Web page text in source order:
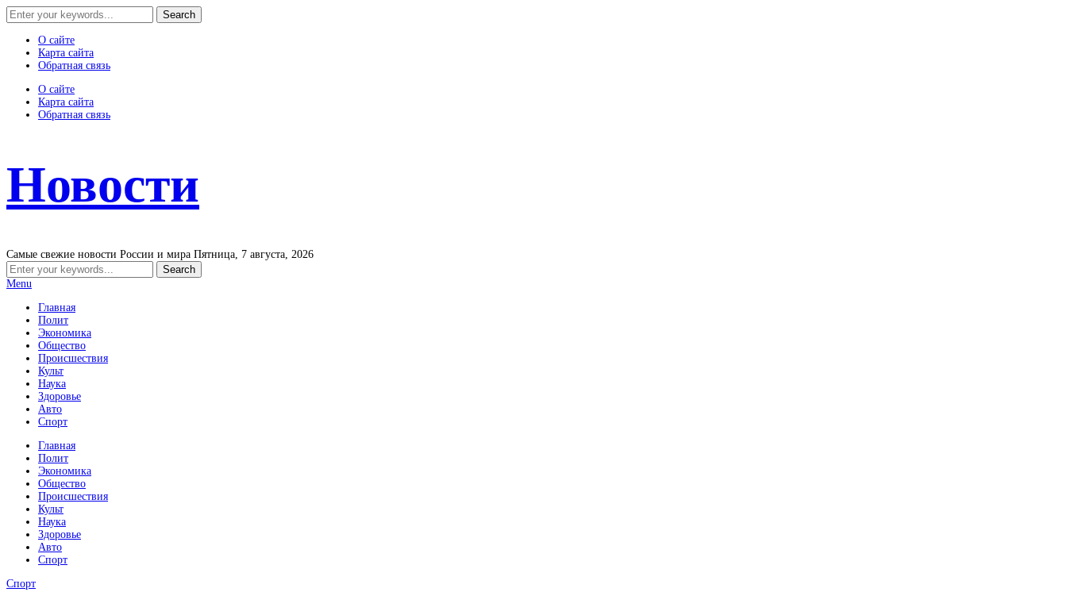
О сайте
Карта сайта
Обратная связь
О сайте
Карта сайта
Обратная связь
Новости
Самые свежие новости России и мира Пятница, 7 августа, 2026
Menu
Главная
Полит
Экономика
Общество
Происшествия
Культ
Наука
Здоровье
Авто
Спорт
Главная
Полит
Экономика
Общество
Происшествия
Культ
Наука
Здоровье
Авто
Спорт
Спорт